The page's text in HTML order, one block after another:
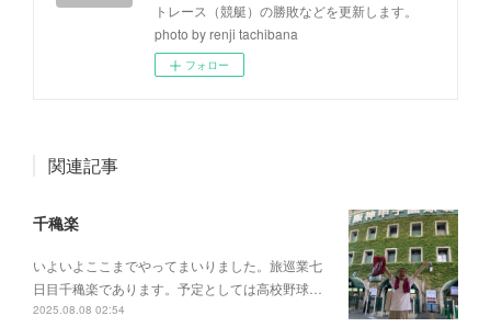
トレース（競艇）の勝敗などを更新します。
photo by renji tachibana
フォロー
関連記事
千穐楽
いよいよここまでやってまいりました。旅巡業七
日目千穐楽であります。予定としては高校野球…
2025.08.08 02:54